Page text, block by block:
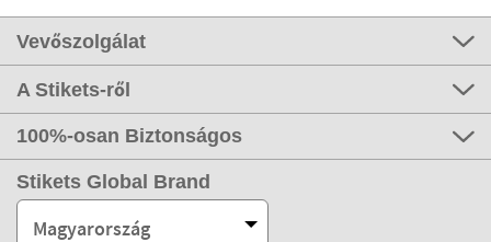
Vevőszolgálat
A Stikets-ről
100%-osan Biztonságos
Stikets Global Brand
Magyarország